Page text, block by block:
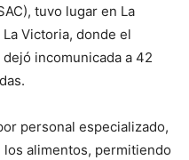
tuvo lugar en La
Victoria, donde el
incomunicada a 42
personal especializado,
alimentos, permitiendo